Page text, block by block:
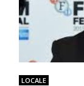
LOCALE